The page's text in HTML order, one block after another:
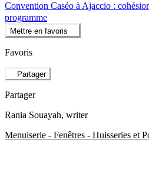
Convention Caséo à Ajaccio :
programme
Mettre en favoris
Favoris
Partager
Partager
Rania Souayah, writer
Menuiserie - Fenêtres - Huisseries et